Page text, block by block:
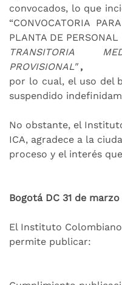
convocados, lo que
“CONVOCATORIA
PLANTA DE PERSONAL
TRANSITORIA
PROVISIONAL" ,
por lo cual, el uso del
suspendido
No obstante, el
ICA, agradece a la
proceso y el interés
Bogotá DC 31 de
El Instituto
permite publicar: